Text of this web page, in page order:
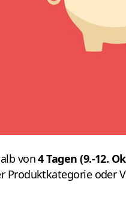
von4 Tagen (9.-12.
Produktkategorie oder